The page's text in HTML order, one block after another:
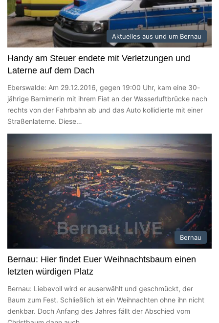
Aktuelles aus und um Bernau
Handy am Steuer endete mit Verletzungen und
Laterne auf dem Dach
Eberswalde: Am 29.12.2016, gegen 19:00 Uhr, kam eine 30-
jährige Barnimerin mit ihrem Fiat an der Wasserluftbrücke nach
rechts von der Fahrbahn ab und das Auto kollidierte mit einer
Straßenlaterne. Diese…
Bernau
Bernau: Hier findet Euer Weihnachtsbaum einen
letzten würdigen Platz
Bernau: Liebevoll wird er auserwählt und geschmückt, der
Baum zum Fest. Schließlich ist ein Weihnachten ohne ihn nicht
denkbar. Doch Anfang des Jahres fällt der Abschied vom